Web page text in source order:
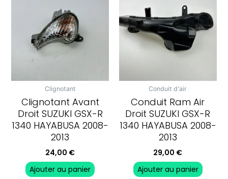
Clignotant
Clignotant Avant
Droit SUZUKI GSX-R
1340 HAYABUSA 2008-
2013
24,00 €
Ajouter au panier
Conduit d'air
Conduit Ram Air
Droit SUZUKI GSX-R
1340 HAYABUSA 2008-
2013
29,00 €
Ajouter au panier